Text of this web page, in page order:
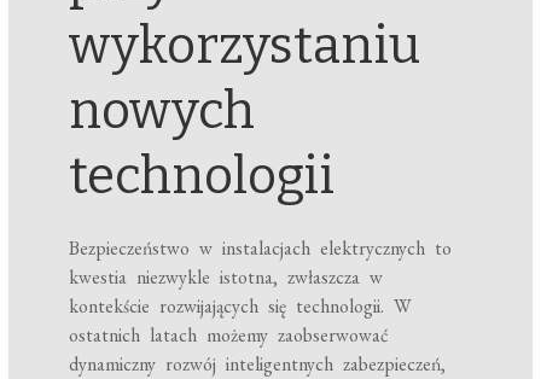
wykorzystaniu
nowych
technologii
Bezpieczeństwo w instalacjach elektrycznych to
kwestia niezwykle istotna, zwłaszcza w
kontekście rozwijających się technologii. W
ostatnich latach możemy zaobserwować
dynamiczny rozwój inteligentnych zabezpieczeń,